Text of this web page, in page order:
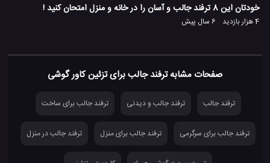
خودتان این 8 ترفند جالب و آسان را در خانه و منزل امتحان کنید !
4 هزار بازدید 6 سال پیش
صفحات مشابه ترفند جالب برای تزئین کاور گوشی
ترفند جالب ترفند جالب و دیدنی ترفند جالب برای ساخت
ترفند جالب برای سرگرمی ترفند جالب برای منزل ترفند جالب در منزل